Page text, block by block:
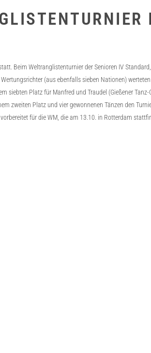
Beim Weltranglistenturnier der Senioren IV
(aus ebenfalls sieben Nationen)
siebten Platz für Manfred und Traudel (Gießener
zweiten Platz und vier gewonnenen Tänzen den
für die WM, die am 13.10. in Rotterdam